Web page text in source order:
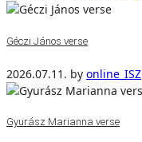
Géczi János verse
2026.07.11. by online_ISZ
Gyurász Marianna verse